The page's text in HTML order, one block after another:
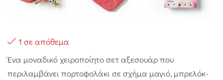
1 σε απόθεμα
Ένα μοναδικό χειροποίητο σετ αξεσουάρ που
περιλαμβάνει πορτοφολάκι σε σχήμα μαγιό, μπρελόκ-